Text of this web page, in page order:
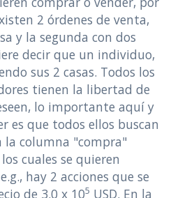
2 órdenes de venta,
y la segunda con dos
decir que un individuo,
sus 2 casas. Todos los
tienen la libertad de
lo importante aquí y
es que todos ellos buscan
la columna "compra"
cuales se quieren
hay 2 acciones que se
de 3.0 x 105 USD. En la